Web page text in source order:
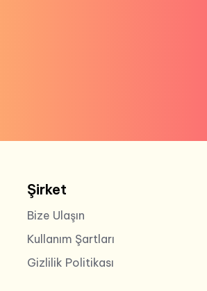
Şirket
Bize Ulaşın
Kullanım Şartları
Gizlilik Politikası